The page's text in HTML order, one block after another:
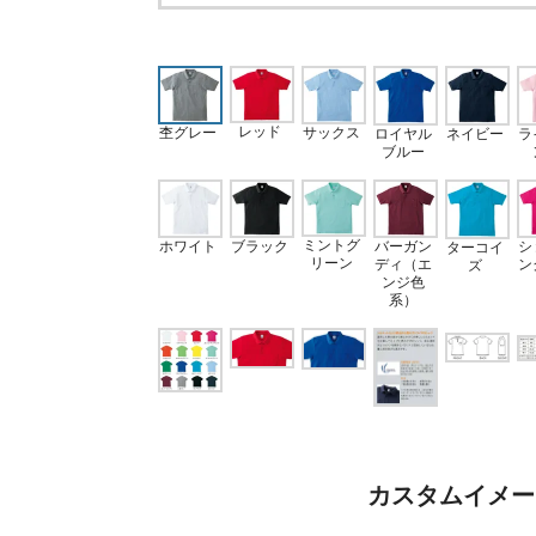
杢グレー レッド サックス
ロイヤル
ブルー
ネイビー
ラ
ホワイト ブラック
ミントグ
リーン
バーガン
ディ（エ
ンジ色
系）
ターコイ
ズ
シ
ン
カスタムイメ